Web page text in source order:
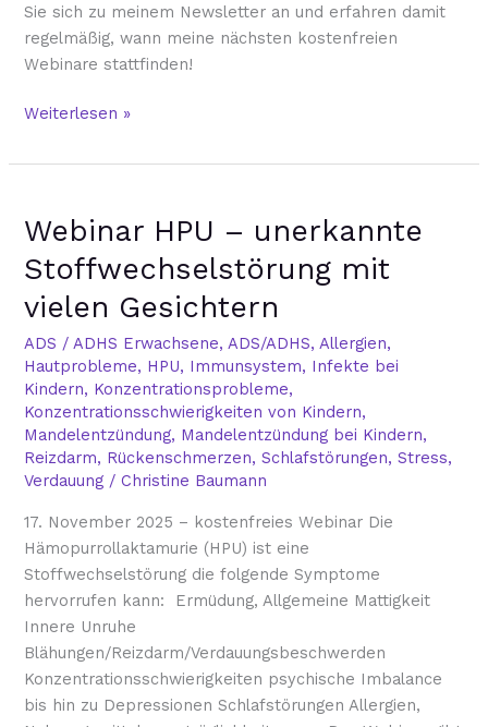
Sie sich zu meinem Newsletter an und erfahren damit
regelmäßig, wann meine nächsten kostenfreien
Webinare stattfinden!
Weiterlesen »
Webinar HPU – unerkannte
Stoffwechselstörung mit
vielen Gesichtern
ADS / ADHS Erwachsene,ADS/ADHS,Allergien,
Hautprobleme, HPU, Immunsystem, Infekte bei
Kindern, Konzentrationsprobleme,
Konzentrationsschwierigkeiten von Kindern,
Mandelentzündung, Mandelentzündung bei Kindern,
Reizdarm, Rückenschmerzen,Schlafstörungen,Stress,
Verdauung /Christine Baumann
17. November 2025 – kostenfreies Webinar Die
Hämopurrollaktamurie (HPU) ist eine
Stoffwechselstörung die folgende Symptome
hervorrufen kann: Ermüdung, Allgemeine Mattigkeit
Innere Unruhe
Blähungen/Reizdarm/Verdauungsbeschwerden
Konzentrationsschwierigkeiten psychische Imbalance
bis hin zu Depressionen Schlafstörungen Allergien,
HPU
unerkannte
Stoffwechselstörung
vielen
Gesichtern